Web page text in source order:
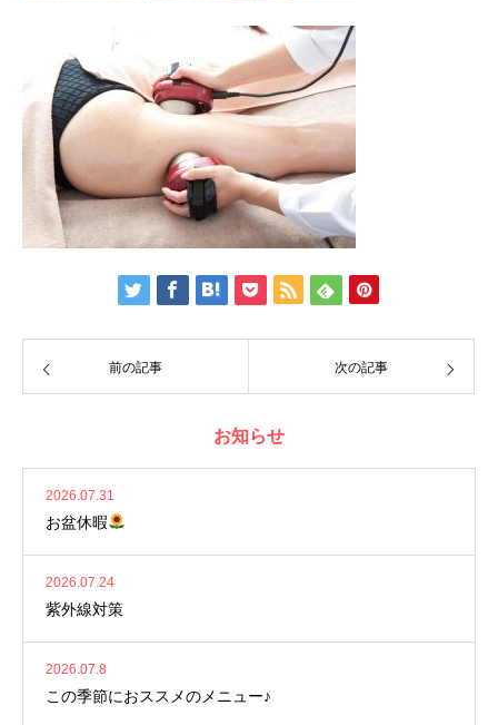
前の記事 次の記事
お知らせ
2026.07.31
お盆休暇
2026.07.24
紫外線対策
2026.07.8
この季節におススメのメニュー♪